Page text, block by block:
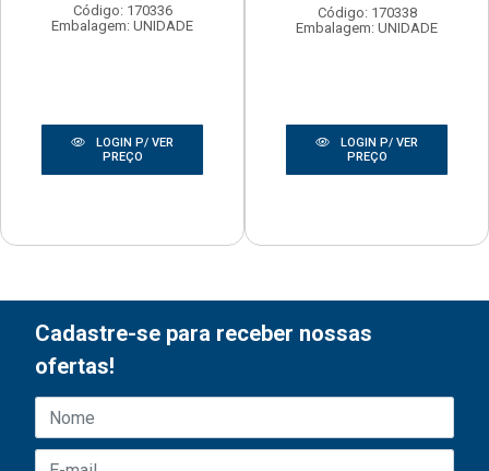
Código: 170336
Embalagem: UNIDADE
LOGIN P/ VER
PREÇO
Código: 170338
Embalagem: UNIDADE
LOGIN P/ VER
PREÇO
Cadastre-se para receber nossas
ofertas!